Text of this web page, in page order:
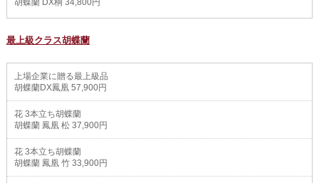
最上級クラス胡蝶蘭
上場企業に贈る最上級品
胡蝶蘭DX鳳凰 57,900円
花 3本立ち胡蝶蘭
胡蝶蘭 鳳凰 松 37,900円
花 3本立ち胡蝶蘭
胡蝶蘭 鳳凰 竹 33,900円